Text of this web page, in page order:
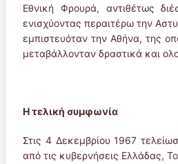
Εθνική Φρουρά, αντιθέτως
ενισχύοντας περαιτέρω την
εμπιστευόταν την Αθήνα, της
μεταβάλλονταν δραστικά και
Η τελική συμφωνία
Στις 4 Δεκεμβρίου 1967
από τις κυβερνήσεις Ελλάδας,